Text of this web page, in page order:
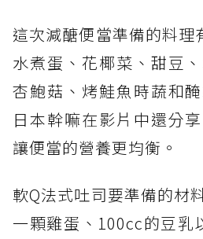
這次減醣便當準備的料理
水煮蛋、花椰菜、甜豆
杏鮑菇、烤鮭魚時蔬和
日本幹嘛在影片中還分
讓便當的營養更均衡。
軟Q法式吐司要準備的材
一顆雞蛋、100cc的豆